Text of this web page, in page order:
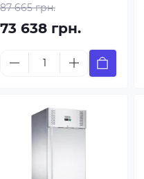
87 665 грн.
73 638 грн.